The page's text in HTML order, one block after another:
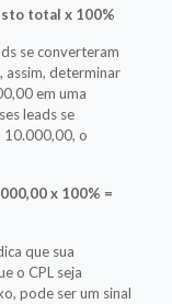
total x 100%
se converteram
assim, determinar
em uma
leads se
10.000,00, o
x 100% =
que sua
o CPL seja
pode ser um sinal